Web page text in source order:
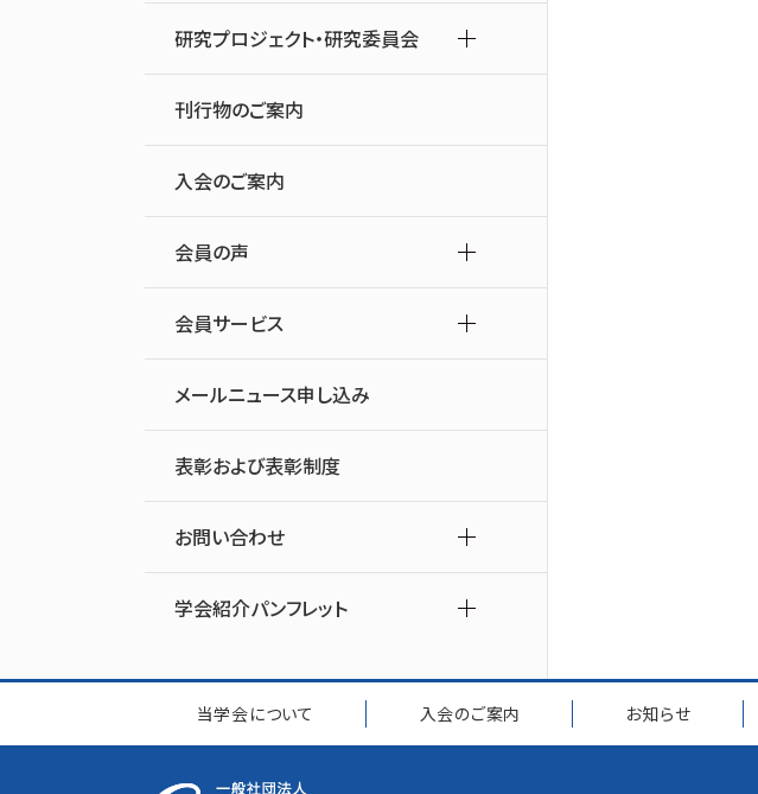
研究プロジェクト・研究委員会
刊行物のご案内
入会のご案内
会員の声
会員サービス
メールニュース申し込み
表彰および表彰制度
お問い合わせ
学会紹介パンフレット
当学会について 入会のご案内 お知らせ